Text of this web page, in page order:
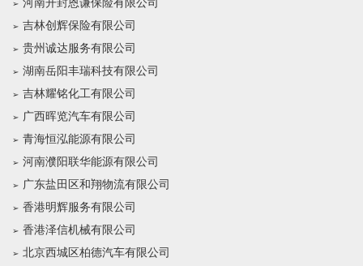
河南开封恩谦保险有限公司
吉林创辉保险有限公司
贵州诚达服务有限公司
湖南岳阳丰瑞科技有限公司
吉林耀铭化工有限公司
广西晖览汽车有限公司
青海恒泓能源有限公司
河南濮阳联华能源有限公司
广东盐田区和翔物流有限公司
香港明辉服务有限公司
香港泽信机械有限公司
北京西城区柏德汽车有限公司